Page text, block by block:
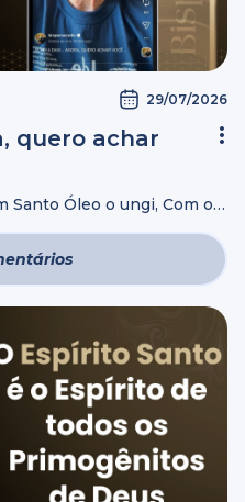
29/07/2026
quero achar
Santo Óleo o ungi, Com o
Tu és ...